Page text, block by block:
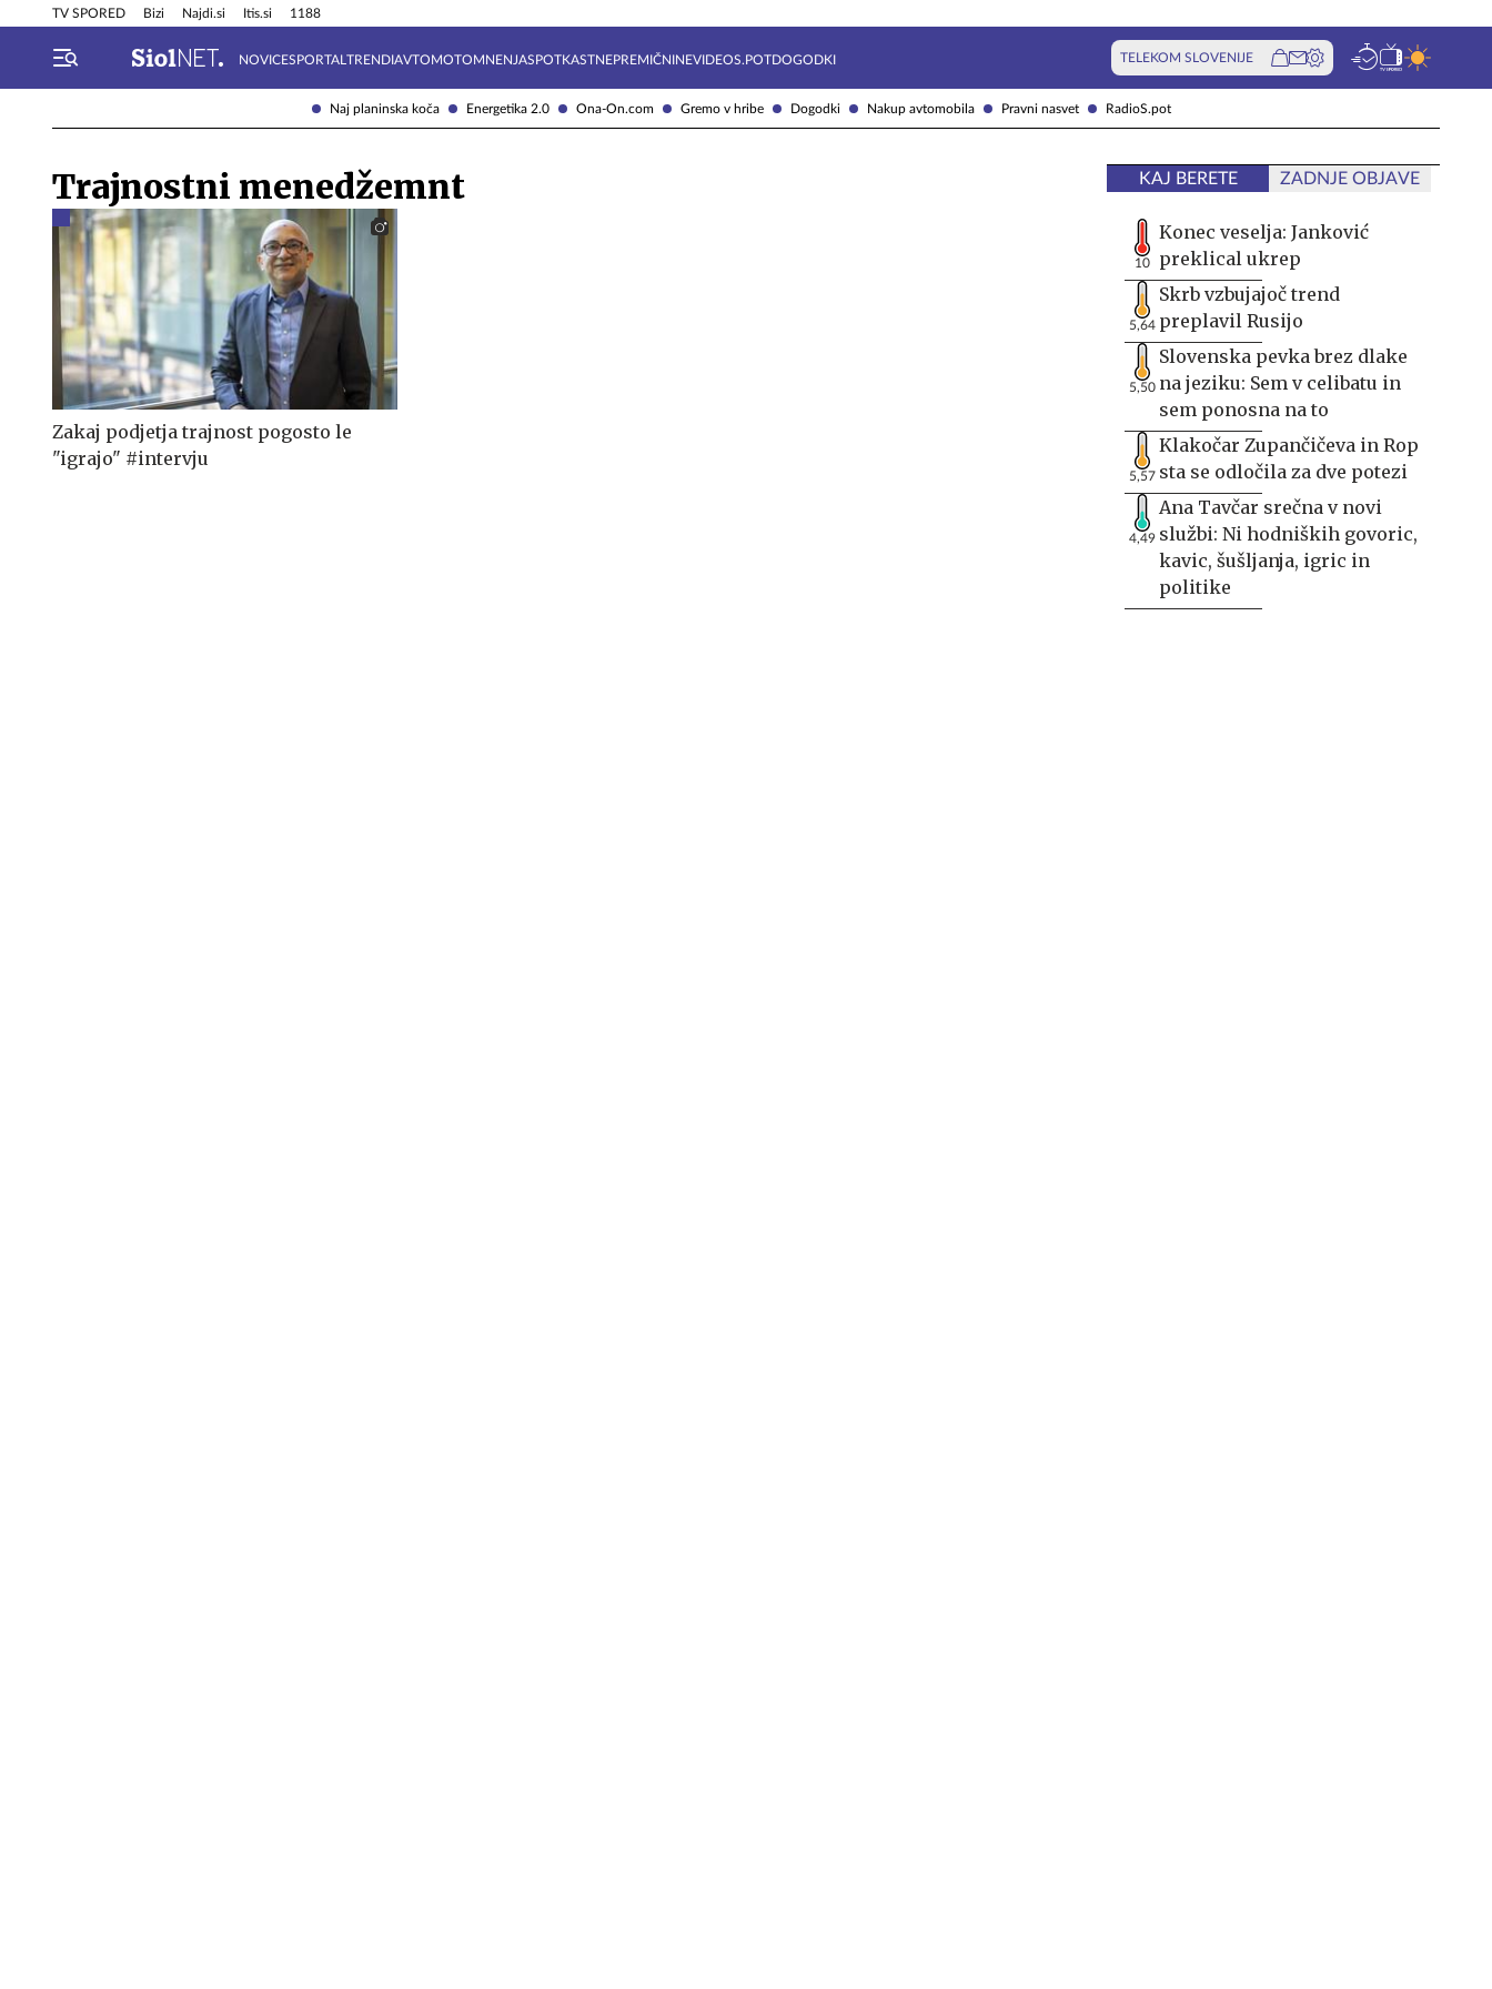
Naj planinska koča Energetika 2.0 Ona-On.com Gremo v hribe Dogodki Nakup avtomobila Pravni nasvet RadioS.pot
TV SPORED Bizi Najdi.si Itis.si 1188
NOVICESPORTAL TRENDIAVTOMOTOMNENJASPOTKASTNEPREMIČNINEVIDEOS.POTDOGODKI TELEKOM SLOVENIJE
Info in obvestila Tehnik
Trajnostni menedžemnt
Zakaj podjetja trajnost pogosto le
"igrajo" #intervju
KAJ BERETE ZADNJE OBJAVE
10
Konec veselja: Janković
preklical ukrep
5,64
Skrb vzbujajoč trend
preplavil Rusijo
5,50
Slovenska pevka brez dlake
na jeziku: Sem v celibatu in
sem ponosna na to
5,57
Klakočar Zupančičeva in Rop
sta se odločila za dve potezi
4,49
Ana Tavčar srečna v novi
službi: Ni hodniških govoric,
kavic, šušljanja, igric in
politike